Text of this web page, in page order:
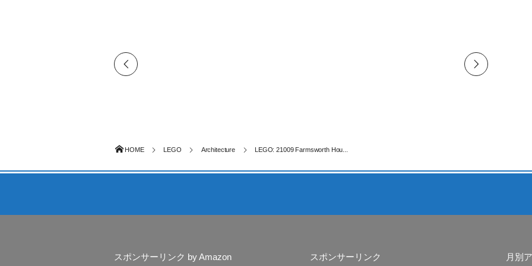
HOME LEGO Architecture LEGO: 21009 Farmsworth Hou...
スポンサーリンク by Amazon スポンサーリンク 月別